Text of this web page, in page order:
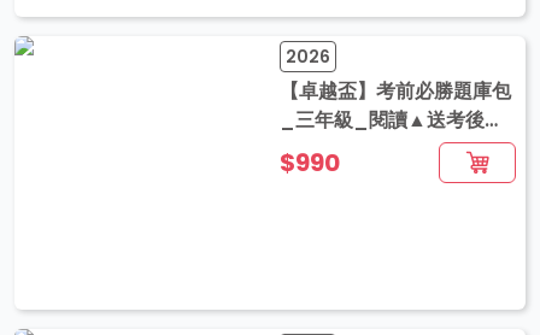
2026
【卓越盃】考前必勝題庫包
_三年級_閱讀▲送考後影
音解題
$990